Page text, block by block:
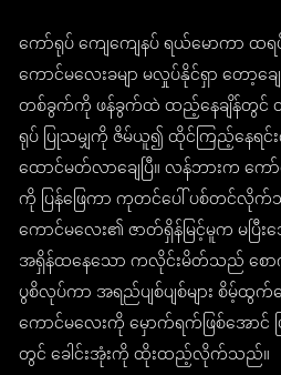
ကော်ရုပ် ကျေကျေနပ် ရယ်မောကာ ထ
ကောင်မလေးခမျာ မလှုပ်နိုင်ရှာ တော့ခ
တစ်ခွက်ကို ဖန်ခွက်ထဲ ထည့်နေချိန်တွင်
ရုပ် ပြုသမျှကို ဇိမ်ယူ၍ ထိုင်ကြည့်နေ
ထောင်မတ်လာချေပြီ။ လန်ဘားက ကေ
ကို ပြန်ဖြေကာ ကုတင်ပေါ် ပစ်တင်လို
ကောင်မလေး၏ ဇာတ်ရှိန်မြင့်မူက မပြီး
အရှိန်ထနေသော ကလိုင်းမိတ်သည် စော
ပွစိလုပ်ကာ အရည်ပျစ်ပျစ်များ စိမ့်ထွ
ကောင်မလေးကို မှောက်ရက်ဖြစ်အောင်
တွင် ခေါင်းအုံးကို ထိုးထည့်လိုက်သည်။